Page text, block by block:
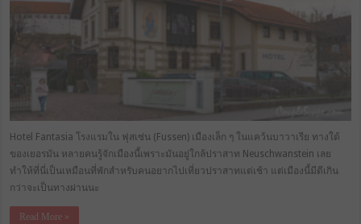
Hotel Fantasia โรงแรมใน ฟุสเซ่น (Fussen) เมืองเล็ก ๆ ในแคว้นบาวาเรีย ทางใต้
ของเยอรมัน หลายคนรู้จักเมืองนี้เพราะมันอยู่ใกล้ปราสาท Neuschwanstein เลย
ทำให้ที่นี่เป็นเหมือนที่พักสำหรับคนอยากไปเที่ยวปราสาทแต่เช้า แต่เมืองนี้มีดีเกิน
กว่าจะเป็นทางผ่านนะ
Read More »